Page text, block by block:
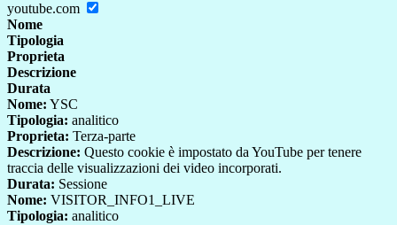
youtube.com
Nome
Tipologia
Proprieta
Descrizione
Durata
Nome: YSC
Tipologia: analitico
Proprieta: Terza-parte
Descrizione: Questo cookie è impostato da YouTube per tenere
traccia delle visualizzazioni dei video incorporati.
Durata: Sessione
Nome: VISITOR_INFO1_LIVE
Tipologia: analitico